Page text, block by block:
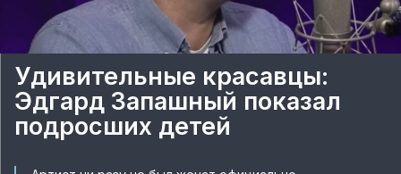
Удивительные красавцы:
Эдгард Запашный показал
подросших детей